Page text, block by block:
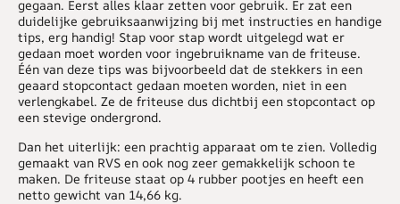
gegaan. Eerst alles klaar zetten voor gebruik. Er zat een
duidelijke gebruiksaanwijzing bij met instructies en handige
tips, erg handig! Stap voor stap wordt uitgelegd wat er
gedaan moet worden voor ingebruikname van de friteuse.
Één van deze tips was bijvoorbeeld dat de stekkers in een
geaard stopcontact gedaan moeten worden, niet in een
verlengkabel. Ze de friteuse dus dichtbij een stopcontact op
een stevige ondergrond.
Dan het uiterlijk: een prachtig apparaat om te zien. Volledig
gemaakt van RVS en ook nog zeer gemakkelijk schoon te
maken. De friteuse staat op 4 rubber pootjes en heeft een
netto gewicht van 14,66 kg.